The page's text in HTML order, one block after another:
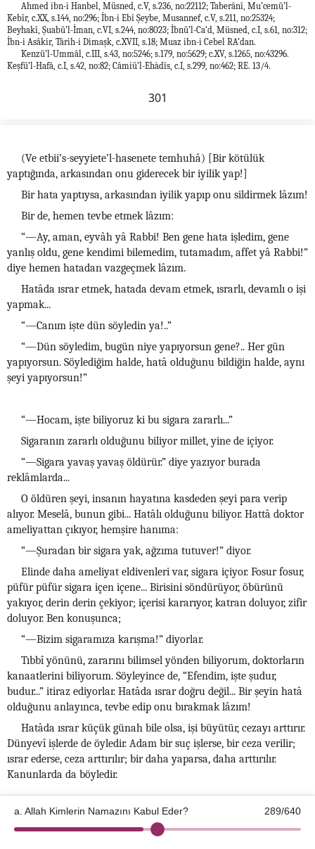
a. Allah Kimlerin Namazını Kabul Eder? 289/640
Ahmed ibn-i Hanbel, Müsned, c.V, s.236, no:22112; Taberânî, Mu’cemü’l-
Kebîr, c.XX, s.144, no:296; İbn-i Ebî Şeybe, Musannef, c.V, s.211, no:25324;
Beyhakî, Şuabü’l-İman, c.VI, s.244, no:8023; İbnü’l-Ca’d, Müsned, c.I, s.61, no:312;
İbn-i Asâkir, Târih-i Dimaşk, c.XVII, s.18; Muaz ibn-i Cebel RA’dan.
Kenzü’l-Ummâl, c.III, s.43, no:5246; s.179, no:5629; c.XV, s.1265, no:43296.
Keşfü’l-Hafâ, c.I, s.42, no:82; Câmiü’l-Ehàdîs, c.I, s.299, no:462; RE. 13/4.
301
(Ve etbii’s-seyyiete’l-hasenete temhuhâ) [Bir kötülük
yaptığında, arkasından onu giderecek bir iyilik yap!]
Bir hata yaptıysa, arkasından iyilik yapıp onu sildirmek lâzım!
Bir de, hemen tevbe etmek lâzım:
“—Ay, aman, eyvâh yâ Rabbi! Ben gene hata işledim, gene
yanlış oldu, gene kendimi bilemedim, tutamadım, affet yâ Rabbi!”
diye hemen hatadan vazgeçmek lâzım.
Hatâda ısrar etmek, hatada devam etmek, ısrarlı, devamlı o işi
yapmak...
“—Canım işte dün söyledin ya!..”
“—Dün söyledim, bugün niye yapıyorsun gene?.. Her gün
yapıyorsun. Söylediğim halde, hatâ olduğunu bildiğin halde, aynı
şeyi yapıyorsun!”
“—Hocam, işte biliyoruz ki bu sigara zararlı...”
Sigaranın zararlı olduğunu biliyor millet, yine de içiyor.
“—Sigara yavaş yavaş öldürür.” diye yazıyor burada
reklâmlarda...
O öldüren şeyi, insanın hayatına kasdeden şeyi para verip
alıyor. Meselâ, bunun gibi... Hatâlı olduğunu biliyor. Hattâ doktor
ameliyattan çıkıyor, hemşire hanıma:
“—Şuradan bir sigara yak, ağzıma tutuver!” diyor.
Elinde daha ameliyat eldivenleri var, sigara içiyor. Fosur fosur,
püfür püfür sigara içen içene... Birisini söndürüyor, öbürünü
yakıyor, derin derin çekiyor; içerisi kararıyor, katran doluyor, zifir
doluyor. Ben konuşunca;
“—Bizim sigaramıza karışma!” diyorlar.
Tıbbî yönünü, zararını bilimsel yönden biliyorum, doktorların
kanaatlerini biliyorum. Söyleyince de, “Efendim, işte şudur,
budur...” itiraz ediyorlar. Hatâda ısrar doğru değil... Bir şeyin hatâ
olduğunu anlayınca, tevbe edip onu bırakmak lâzım!
Hatâda ısrar küçük günah bile olsa, işi büyütür, cezayı arttırır.
Dünyevî işlerde de öyledir. Adam bir suç işlerse, bir ceza verilir;
ısrar ederse, ceza arttırılır; bir daha yaparsa, daha arttırılır.
Kanunlarda da böyledir.
“—Günaha ısrar etmeyen, gündüzünü benim zikrimle geçiren,
benim yaratıklarıma kibirlenmeyen, tepeden bakmayan; benim
©2026 Kotku Enstitüsü v2.8.3